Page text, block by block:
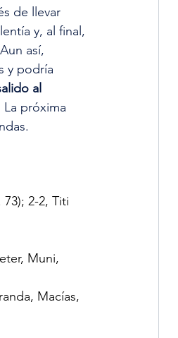
de llevar
y, al final,
así,
y podría
al
próxima
2-2, Titi
Muni,
Macías,